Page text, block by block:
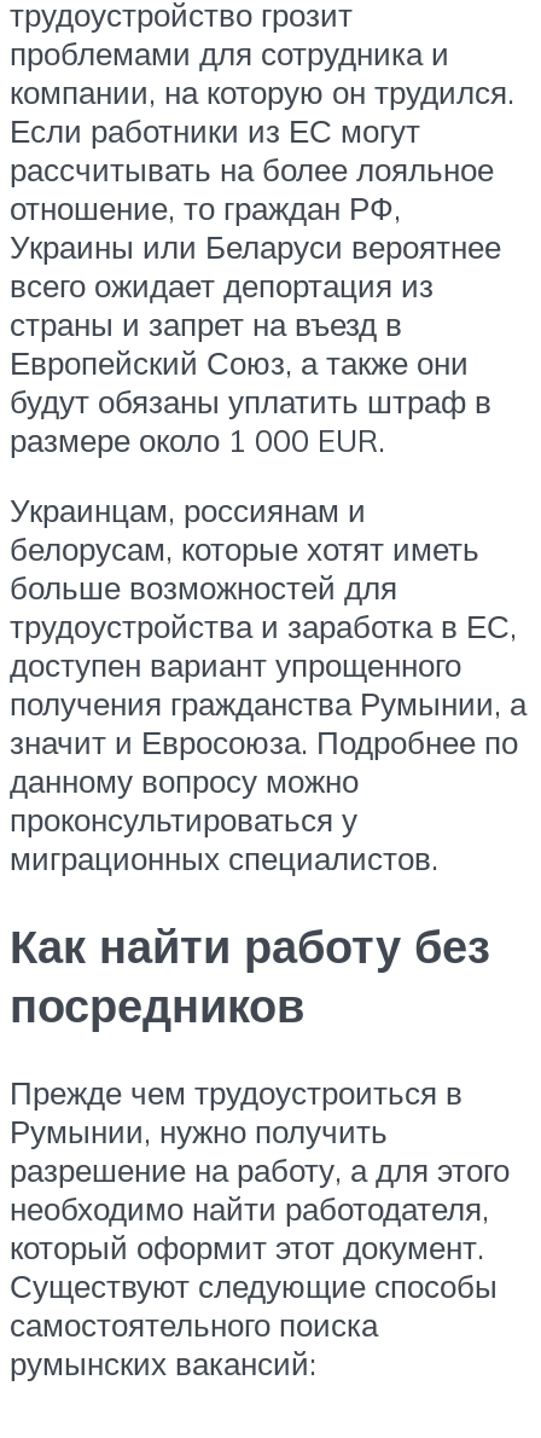
трудоустройство грозит
проблемами для сотрудника и
компании, на которую он трудился.
Если работники из ЕС могут
рассчитывать на более лояльное
отношение, то граждан РФ,
Украины или Беларуси вероятнее
всего ожидает депортация из
страны и запрет на въезд в
Европейский Союз, а также они
будут обязаны уплатить штраф в
размере около 1 000 EUR.
Украинцам, россиянам и
белорусам, которые хотят иметь
больше возможностей для
трудоустройства и заработка в ЕС,
доступен вариант упрощенного
получения гражданства Румынии, а
значит и Евросоюза. Подробнее по
данному вопросу можно
проконсультироваться у
миграционных специалистов.
Как найти работу без
посредников
Прежде чем трудоустроиться в
Румынии, нужно получить
разрешение на работу, а для этого
необходимо найти работодателя,
который оформит этот документ.
Существуют следующие способы
самостоятельного поиска
румынских вакансий: